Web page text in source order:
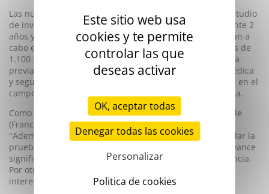
Las nuevas reglas vigentes del CLSI han requerido un estudio
de investigación internacional que se ha realizado durante 2
años y es comparable a los estudios clínicos que se llevan a
cabo en el sector farmacéutico (9 centros, 5 países y más de
1.100 pacientes con evaluación de la probabilidad clínica
previa a la prueba, utilización de técnicas de imagen médica
y seguimiento durante 3 meses): una auténtica novedad en el
campo del diagnóstico de los trastornos de la hemostasia.
Como destaca el prof. Gilles Pernod, del CHU de Grenoble
(France) y coordinador del estudio:
"Además de aportar los resultados necesarios para validar la
prueba de exclusión de la EP, este estudio supone un avance
significativo dentro de las prácticas clínicas y la prevalencia.
Por otra parte, estos resultados también darán lugar a
interesantes publicaciones próximamente".
Este sitio web usa
cookies y te permite
controlar las que
deseas activar
OK, aceptar todas
Denegar todas las cookies
Personalizar
Politica de cookies